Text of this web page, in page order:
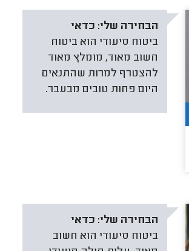
הבחירה שלי: כדאי
ביטוח סיעודי הוא ביטוח
חשוב מאוד, מומלץ מאוד
להצטרף למרות שהתנאים
היום פחות טובים מבעבר.
הבחירה שלי: כדאי
ביטוח סיעודי הוא חשוב